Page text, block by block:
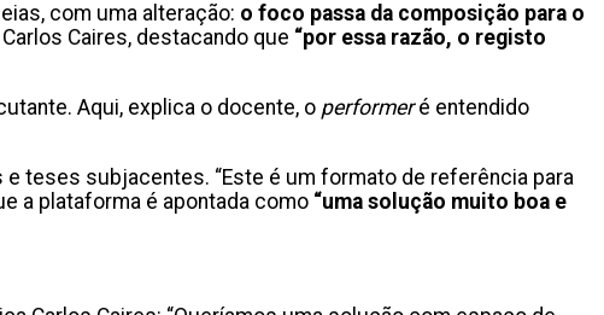
com uma alteração: o foco passa da composição para o
Caires, destacando que “por essa razão, o registo
Aqui, explica o docente, o performeré entendido
teses subjacentes. “Este é um formato de referência para
a plataforma é apontada como “uma solução muito boa e